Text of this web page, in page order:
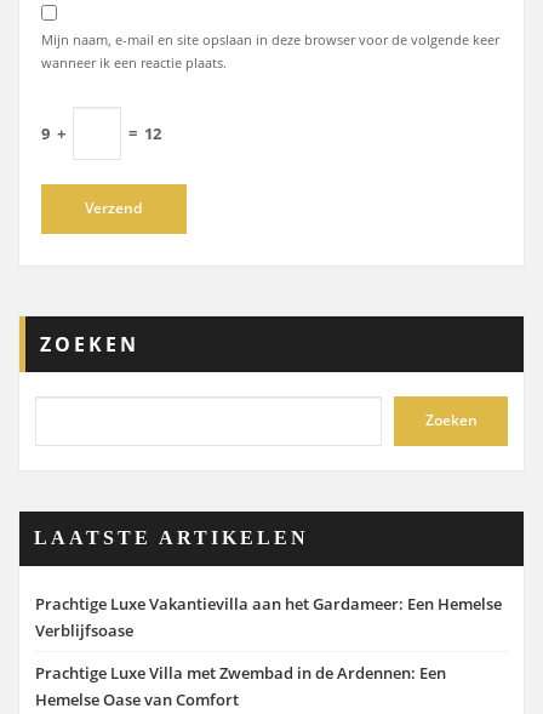
Mijn naam, e-mail en site opslaan in deze browser voor de volgende keer
wanneer ik een reactie plaats.
9 + = 12
ZOEKEN
Zoeken
LAATSTE ARTIKELEN
Prachtige Luxe Vakantievilla aan het Gardameer: Een Hemelse
Verblijfsoase
Prachtige Luxe Villa met Zwembad in de Ardennen: Een
Hemelse Oase van Comfort